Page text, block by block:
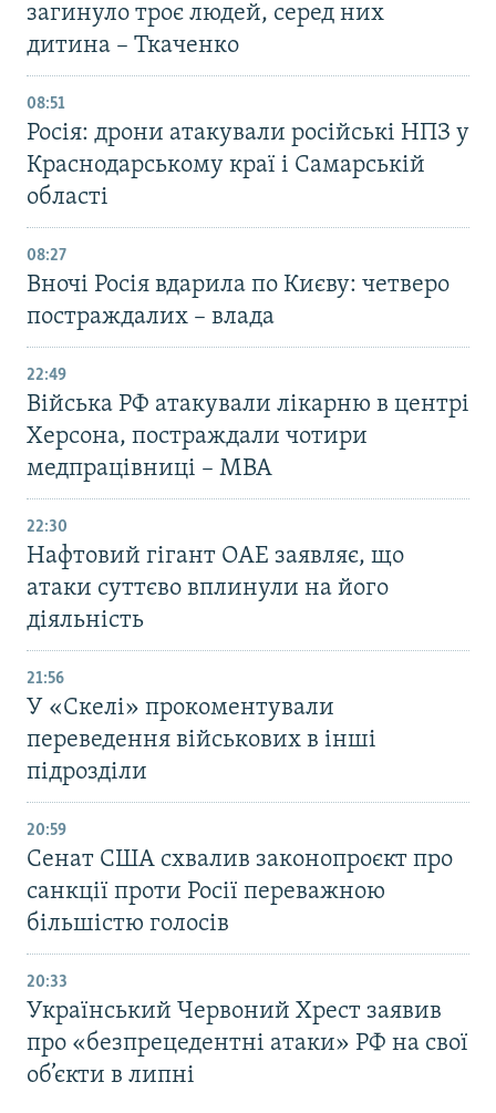
загинуло троє людей, серед них
дитина – Ткаченко
08:51
Росія: дрони атакували російські НПЗ у
Краснодарському краї і Самарській
області
08:27
Вночі Росія вдарила по Києву: четверо
постраждалих – влада
22:49
Війська РФ атакували лікарню в центрі
Херсона, постраждали чотири
медпрацівниці – МВА
22:30
Нафтовий гігант ОАЕ заявляє, що
атаки суттєво вплинули на його
діяльність
21:56
У «Скелі» прокоментували
переведення військових в інші
підрозділи
20:59
Cенат США схвалив законопроєкт про
санкції проти Росії переважною
більшістю голосів
20:33
Український Червоний Хрест заявив
про «безпрецедентні атаки» РФ на свої
об’єкти в липні